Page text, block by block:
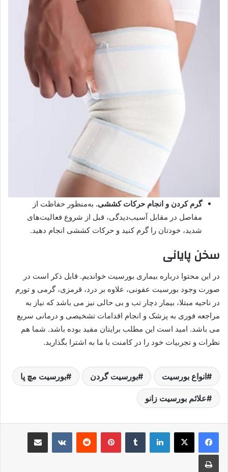
گرم کردن و انجام حرکات کششی. به‌منظور حفاظت از
مفاصل در مقابل آسیب‌دیدگی، قبل از شروع فعالیت‌های
شدید، خودتان را گرم کنید و حرکات کششی انجام دهید.
سخن پایانی
در این محتوا درباره بیماری بورسیت خواندیم. قابل ذکر است در
صورت وجود بورسیت عفونی، علاوه بر درد، قرمزی، گرمی و تورم
در ناحیه مبتلا، بیمار دچار تب و بی حالی نیز می باشد که نیاز به
مراجعه فوری به پزشک و انجام اقدامات تشخیصی و درمانی سریع
می باشد. امید است این مطلب برایتان مفید بوده باشد. شما هم
نظرات و تجربیات خود را در کامنت با ما به اشترا بگذارید.
انواع بورسیت بورسیت گردن بورسیت مچ پا
علائم بورسیت زانو
لینکدین ‫تامبلر پینترست‫رددیت ‫VKontakteاشتراک گذاری از طریق ایمیل
چاپ